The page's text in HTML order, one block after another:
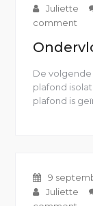
Juliette
comment
De
plafond
plafond is
9
Juliette